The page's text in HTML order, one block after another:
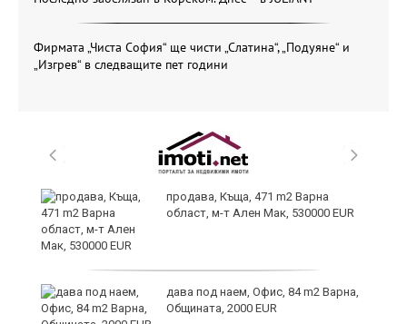
Фирмата „Чиста София“ ще чисти „Слатина“, „Подуяне“ и
„Изгрев“ в следващите пет години
продава, Къща, 471 m2 Варна
област, м-т Ален Мак, 530000 EUR
дава под наем, Офис, 84 m2 Варна,
Общината, 2000 EUR